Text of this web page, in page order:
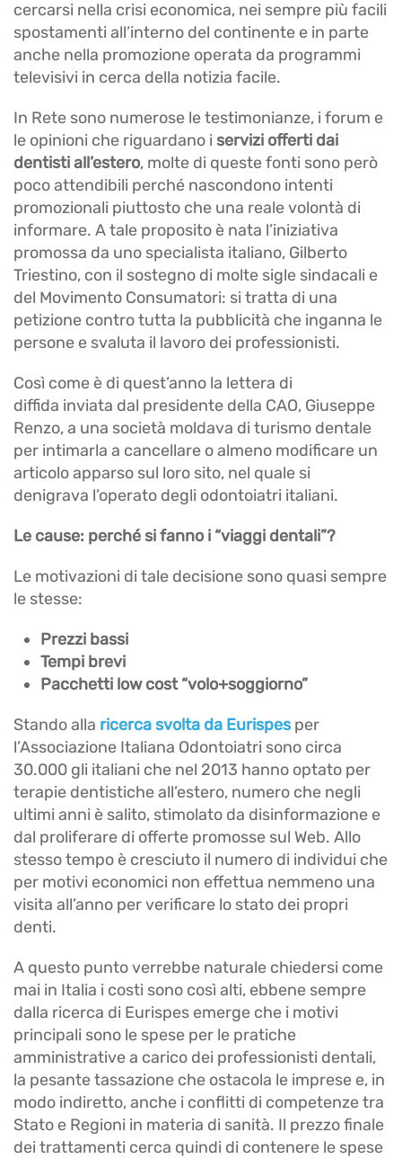
cercarsi nella crisi economica, nei sempre più facili
spostamenti all’interno del continente e in parte
anche nella promozione operata da programmi
televisivi in cerca della notizia facile.
In Rete sono numerose le testimonianze, i forum e
le opinioni che riguardano i servizi offerti dai
dentisti all’estero, molte di queste fonti sono però
poco attendibili perché nascondono intenti
promozionali piuttosto che una reale volontà di
informare. A tale proposito è nata l’iniziativa
promossa da uno specialista italiano, Gilberto
Triestino, con il sostegno di molte sigle sindacali e
del Movimento Consumatori: si tratta di una
petizione contro tutta la pubblicità che inganna le
persone e svaluta il lavoro dei professionisti.
Così come è di quest’anno la lettera di
diffida inviata dal presidente della CAO, Giuseppe
Renzo, a una società moldava di turismo dentale
per intimarla a cancellare o almeno modificare un
articolo apparso sul loro sito, nel quale si
denigrava l’operato degli odontoiatri italiani.
Le cause: perché si fanno i “viaggi dentali”?
Le motivazioni di tale decisione sono quasi sempre
le stesse:
Prezzi bassi
Tempi brevi
Pacchetti low cost “volo+soggiorno”
Stando alla ricerca svolta da Eurispes per
l’Associazione Italiana Odontoiatri sono circa
30.000 gli italiani che nel 2013 hanno optato per
terapie dentistiche all’estero, numero che negli
ultimi anni è salito, stimolato da disinformazione e
dal proliferare di offerte promosse sul Web. Allo
stesso tempo è cresciuto il numero di individui che
per motivi economici non effettua nemmeno una
visita all’anno per verificare lo stato dei propri
denti.
A questo punto verrebbe naturale chiedersi come
mai in Italia i costi sono così alti, ebbene sempre
dalla ricerca di Eurispes emerge che i motivi
principali sono le spese per le pratiche
amministrative a carico dei professionisti dentali,
la pesante tassazione che ostacola le imprese e, in
modo indiretto, anche i conflitti di competenze tra
Stato e Regioni in materia di sanità. Il prezzo finale
dei trattamenti cerca quindi di contenere le spese